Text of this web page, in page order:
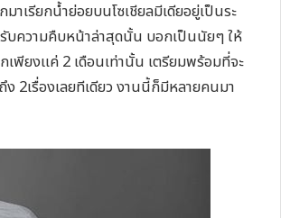
เรียกน้ำย่อยบนโซเชียลมีเดียอยู่เป็นระ
บความคืบหน้าล่าสุดนั้น บอกเป็นนัยๆ ให้
พียงแค่ 2 เดือนเท่านั้น เตรียมพร้อมที่จะ
2เรื่องเลยทีเดียว งานนี้ก็มีหลายคนมา